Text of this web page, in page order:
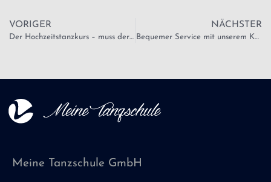
VORIGER
Der Hochzeitstanzkurs – muss der wirklich sein?
NÄCHSTER
Bequemer Service mit unserem Kundencenter
Meine Tanzschule GmbH